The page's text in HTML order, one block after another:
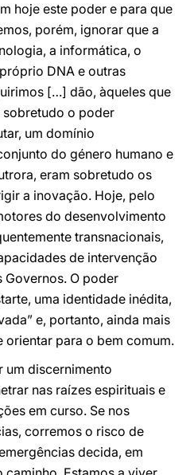
hoje este poder e para que
porém, ignorar que a
a informática, o
DNA e outras
[…] dão, àqueles que
o poder
um domínio
do género humano e
eram sobretudo os
a inovação. Hoje, pelo
do desenvolvimento
transnacionais,
de intervenção
Governos. O poder
uma identidade inédita,
e, portanto, ainda mais
para o bem comum.
um discernimento
nas raízes espirituais e
em curso. Se nos
corremos o risco de
decida, em